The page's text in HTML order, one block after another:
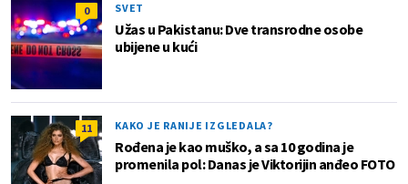
0 SVET
Užas u Pakistanu: Dve transrodne osobe
ubijene u kući
11 KAKO JE RANIJE IZGLEDALA?
Rođena je kao muško, a sa 10 godina je
promenila pol: Danas je Viktorijin anđeo FOTO